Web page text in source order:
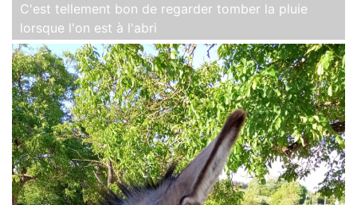
C'est tellement bon de regarder tomber la pluie
lorsque l'on est à l'abri